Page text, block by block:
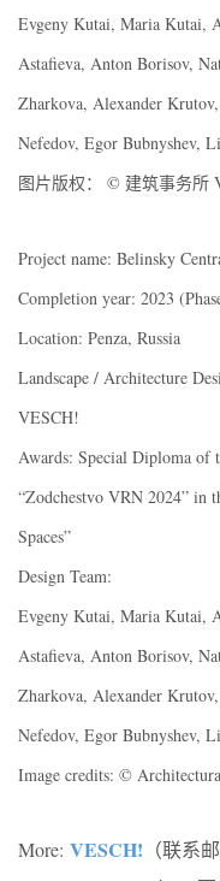
Evgeny Kutai, Maria Kutai,
Astafieva, Anton Borisov,
Zharkova, Alexander
Nefedov, Egor Bubnyshev,
图片版权： © 建筑事务所
Project name: Belinsky
Completion year: 2023
Location: Penza, Russia
Landscape / Architecture
VESCH!
Awards: Special Diploma of
“Zodchestvo VRN 2024” in
Spaces”
Design Team:
Evgeny Kutai, Maria Kutai,
Astafieva, Anton Borisov,
Zharkova, Alexander
Nefedov, Egor Bubnyshev,
Image credits: ©
More: VESCH! （联系